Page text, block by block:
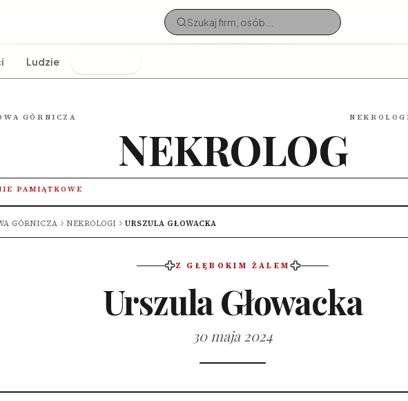
Ludzie
GÓRNICZA
NEKROLOG
PAMIĄTKOWE
GÓRNICZA NEKROLOGI URSZULA GŁOWACKA
Z GŁĘBOKIM ŻALEM
Urszula Głowacka
30 maja 2024